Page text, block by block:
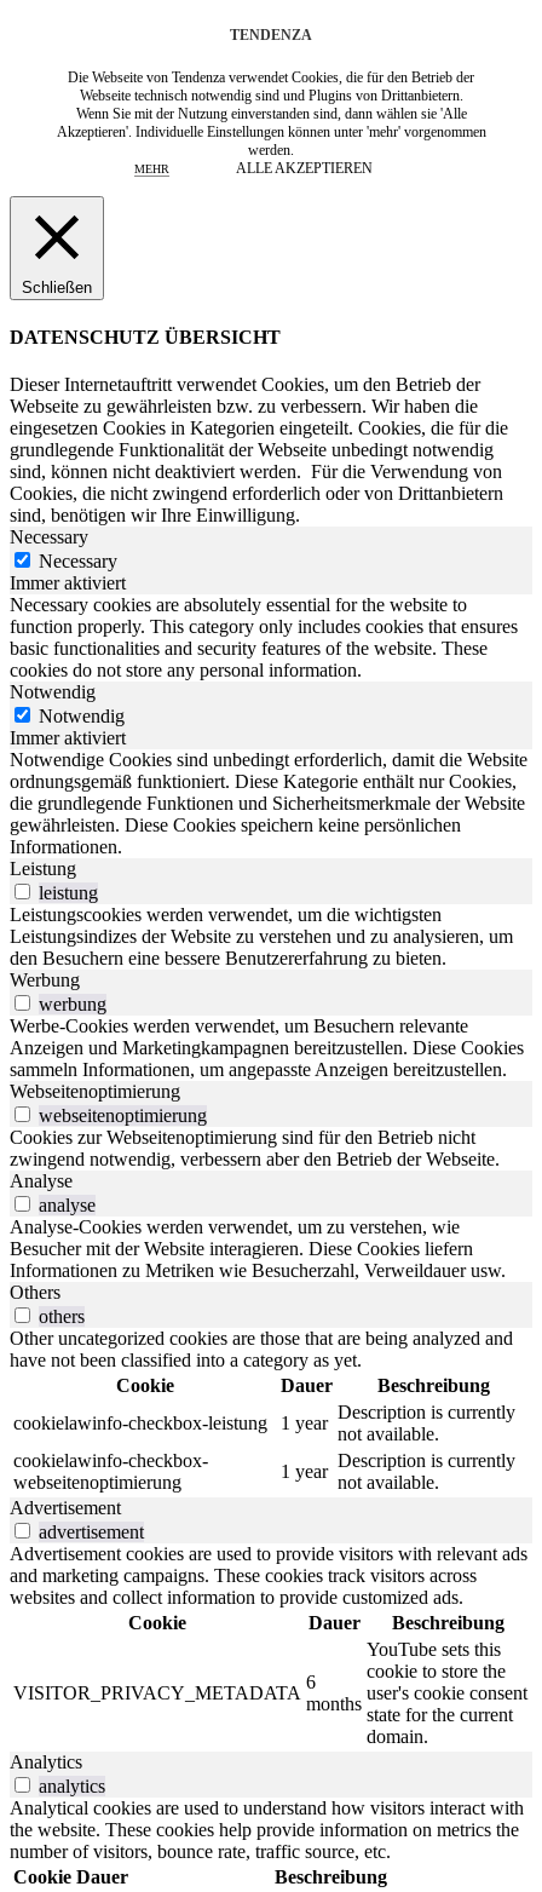
TENDENZA
Die Webseite von Tendenza verwendet Cookies, die für den Betrieb der
Webseite technisch notwendig sind und Plugins von Drittanbietern.
Wenn Sie mit der Nutzung einverstanden sind, dann wählen sie 'Alle
Akzeptieren'. Individuelle Einstellungen können unter 'mehr' vorgenommen
werden.
MEHR ALLE AKZEPTIEREN
Schließen
DATENSCHUTZ ÜBERSICHT
Dieser Internetauftritt verwendet Cookies, um den Betrieb der
Webseite zu gewährleisten bzw. zu verbessern. Wir haben die
eingesetzen Cookies in Kategorien eingeteilt. Cookies, die für die
grundlegende Funktionalität der Webseite unbedingt notwendig
sind, können nicht deaktiviert werden. Für die Verwendung von
Cookies, die nicht zwingend erforderlich oder von Drittanbietern
sind, benötigen wir Ihre Einwilligung.
Necessary
Necessary
Immer aktiviert
Necessary cookies are absolutely essential for the website to
function properly. This category only includes cookies that ensures
basic functionalities and security features of the website. These
cookies do not store any personal information.
Notwendig
Notwendig
Immer aktiviert
Notwendige Cookies sind unbedingt erforderlich, damit die Website
ordnungsgemäß funktioniert. Diese Kategorie enthält nur Cookies,
die grundlegende Funktionen und Sicherheitsmerkmale der Website
gewährleisten. Diese Cookies speichern keine persönlichen
Informationen.
Leistung
leistung
Leistungscookies werden verwendet, um die wichtigsten
Leistungsindizes der Website zu verstehen und zu analysieren, um
den Besuchern eine bessere Benutzererfahrung zu bieten.
Werbung
werbung
Werbe-Cookies werden verwendet, um Besuchern relevante
Anzeigen und Marketingkampagnen bereitzustellen. Diese Cookies
sammeln Informationen, um angepasste Anzeigen bereitzustellen.
Webseitenoptimierung
webseitenoptimierung
Cookies zur Webseitenoptimierung sind für den Betrieb nicht
zwingend notwendig, verbessern aber den Betrieb der Webseite.
Analyse
analyse
Analyse-Cookies werden verwendet, um zu verstehen, wie
Besucher mit der Website interagieren. Diese Cookies liefern
Informationen zu Metriken wie Besucherzahl, Verweildauer usw.
Others
others
Other uncategorized cookies are those that are being analyzed and
have not been classified into a category as yet.
Cookie
Dauer
Beschreibung
cookielawinfo-checkbox-leistung
1 year
Description is currently
not available.
cookielawinfo-checkbox-
webseitenoptimierung
1 year
Description is currently
not available.
Advertisement
advertisement
Advertisement cookies are used to provide visitors with relevant ads
and marketing campaigns. These cookies track visitors across
websites and collect information to provide customized ads.
Cookie
Dauer Beschreibung
VISITOR_PRIVACY_METADATA
6
months
YouTube sets this
cookie to store the
user's cookie consent
state for the current
domain.
Analytics
analytics
Analytical cookies are used to understand how visitors interact with
the website. These cookies help provide information on metrics the
number of visitors, bounce rate, traffic source, etc.
Cookie Dauer Beschreibung